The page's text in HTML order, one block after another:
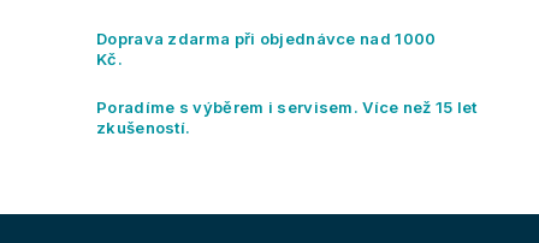
r
v
y
s
Doprava zdarma při objednávce nad 1000
Kč.
Poradíme s výběrem i servisem. Více než 15 let
zkušeností.